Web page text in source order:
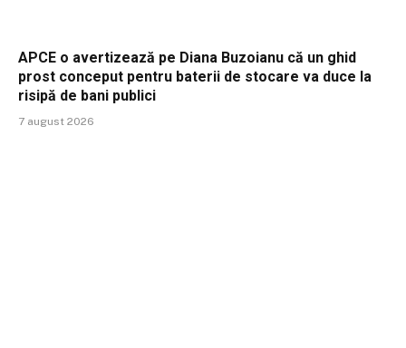
APCE o avertizează pe Diana Buzoianu că un ghid
prost conceput pentru baterii de stocare va duce la
risipă de bani publici
7 august 2026